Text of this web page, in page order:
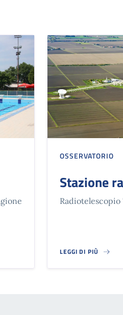
OSSERVATORIO
Stazione
LEGGI DI PIÙ
STAZIONE